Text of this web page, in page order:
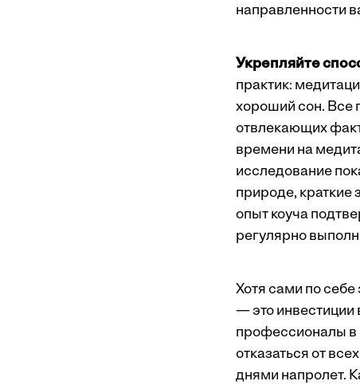
направленности
Укрепляйте
практик:
хороший сон. Все
отвлекающих
времени на
исследование
природе, краткие
опыт коуча
регулярно
Хотя сами по себе
— это
профессионалы в
отказаться от
днями напролет.